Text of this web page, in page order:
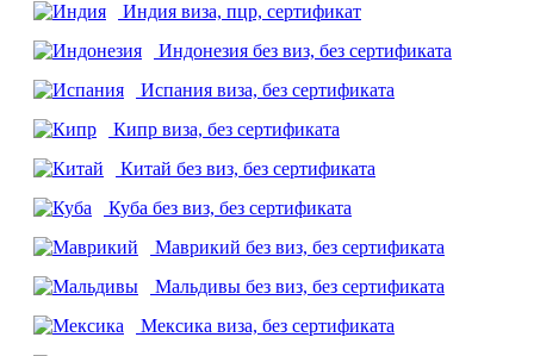
Индия виза, пцр, сертификат
Индонезия без виз, без сертификата
Испания виза, без сертификата
Кипр виза, без сертификата
Китай без виз, без сертификата
Куба без виз, без сертификата
Маврикий без виз, без сертификата
Мальдивы без виз, без сертификата
Мексика виза, без сертификата